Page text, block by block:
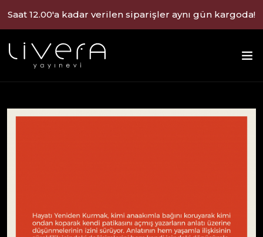
Saat 12.00'a kadar verilen siparişler aynı gün kargoda!